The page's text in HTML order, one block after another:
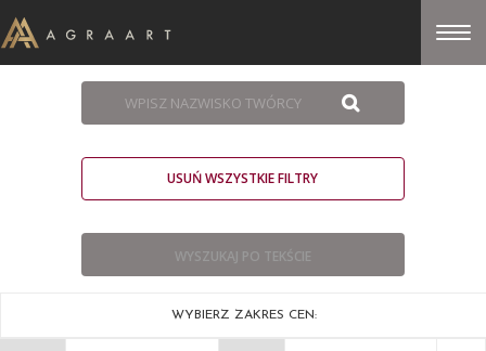
USUŃ WSZYSTKIE FILTRY
WYBIERZ ZAKRES CEN: